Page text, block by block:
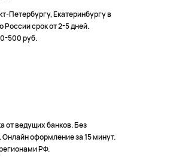
Петербургу, Екатеринбургу в
России срок от 2-5 дней.
500 руб.
от ведущих банков. Без
оформление за 15 минут.
РФ.